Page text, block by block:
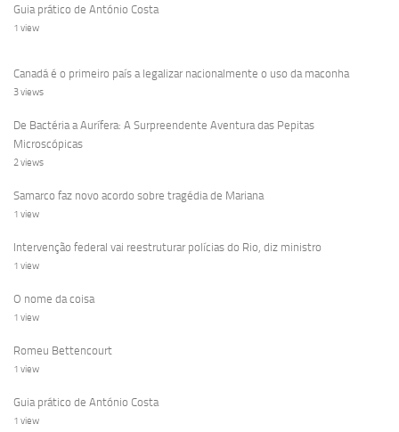
Guia prático de António Costa
1 view
Canadá é o primeiro país a legalizar nacionalmente o uso da maconha
3 views
De Bactéria a Aurífera: A Surpreendente Aventura das Pepitas
Microscópicas
2 views
Samarco faz novo acordo sobre tragédia de Mariana
1 view
Intervenção federal vai reestruturar polícias do Rio, diz ministro
1 view
O nome da coisa
1 view
Romeu Bettencourt
1 view
Guia prático de António Costa
1 view